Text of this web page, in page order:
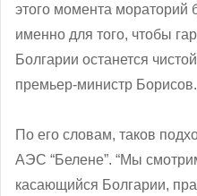
этого момента мораторий
именно для того, чтобы
Болгарии останется
премьер-министр Борисов.
По его словам, таков
АЭС “Белене”. “Мы
касающийся Болгарии,